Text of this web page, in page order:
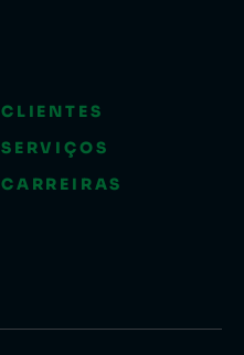
CLIENTES
SERVIÇOS
CARREIRAS